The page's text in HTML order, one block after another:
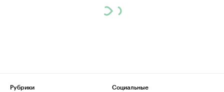
Рубрики
Социальные